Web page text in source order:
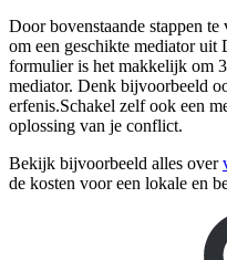
Door bovenstaande stappen
om een geschikte mediator
formulier is het makkelijk om
mediator. Denk bijvoorbeeld
erfenis.Schakel zelf ook een
oplossing van je conflict.
Bekijk bijvoorbeeld alles over
de kosten voor een lokale en